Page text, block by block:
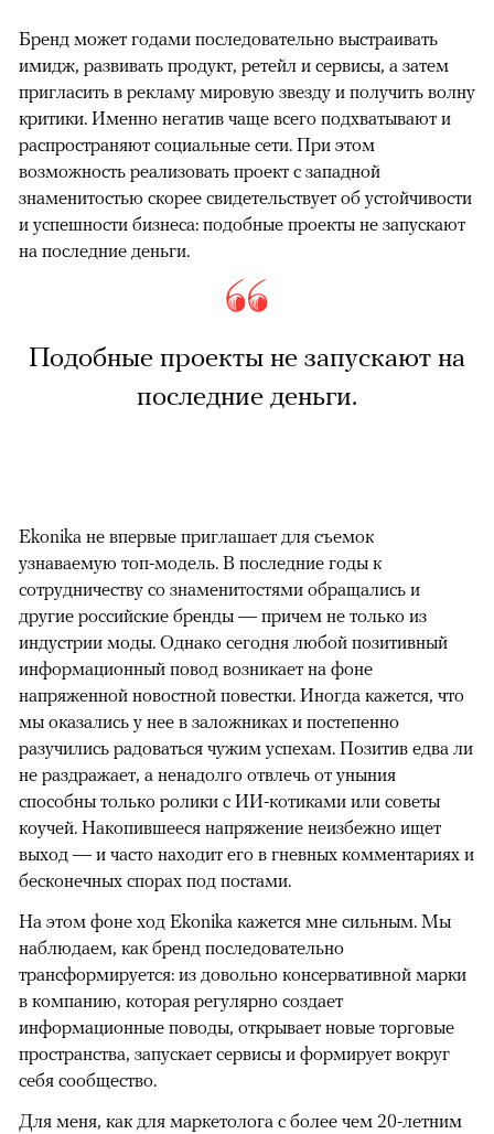
Бренд может годами последовательно выстраивать
имидж, развивать продукт, ретейл и сервисы, а затем
пригласить в рекламу мировую звезду и получить волну
критики. Именно негатив чаще всего подхватывают и
распространяют социальные сети. При этом
возможность реализовать проект с западной
знаменитостью скорее свидетельствует об устойчивости
и успешности бизнеса: подобные проекты не запускают
на последние деньги.
Подобные проекты не запускают на
последние деньги.
Ekonika не впервые приглашает для съемок
узнаваемую топ-модель. В последние годы к
сотрудничеству со знаменитостями обращались и
другие российские бренды — причем не только из
индустрии моды. Однако сегодня любой позитивный
информационный повод возникает на фоне
напряженной новостной повестки. Иногда кажется, что
мы оказались у нее в заложниках и постепенно
разучились радоваться чужим успехам. Позитив едва ли
не раздражает, а ненадолго отвлечь от уныния
способны только ролики с ИИ-котиками или советы
коучей. Накопившееся напряжение неизбежно ищет
выход — и часто находит его в гневных комментариях и
бесконечных спорах под постами.
На этом фоне ход Ekonika кажется мне сильным. Мы
наблюдаем, как бренд последовательно
трансформируется: из довольно консервативной марки
в компанию, которая регулярно создает
информационные поводы, открывает новые торговые
пространства, запускает сервисы и формирует вокруг
себя сообщество.
Для меня, как для маркетолога с более чем 20-летним